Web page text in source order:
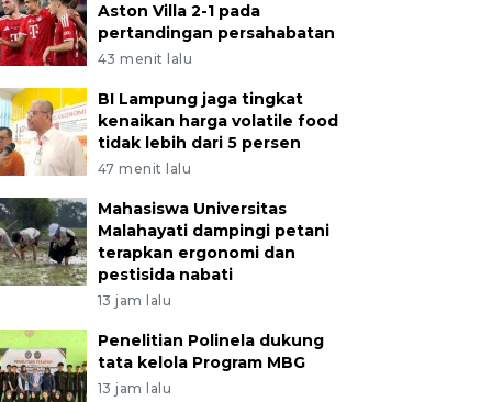
Aston Villa 2-1 pada
pertandingan persahabatan
43 menit lalu
BI Lampung jaga tingkat
kenaikan harga volatile food
tidak lebih dari 5 persen
47 menit lalu
Mahasiswa Universitas
Malahayati dampingi petani
terapkan ergonomi dan
pestisida nabati
13 jam lalu
Penelitian Polinela dukung
tata kelola Program MBG
13 jam lalu